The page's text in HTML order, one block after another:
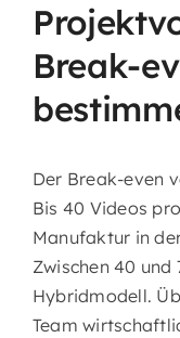
Break-
Der Break-even
Bis 40 Videos
Manufaktur in
Zwischen 40 und
Hybridmodell.
Team